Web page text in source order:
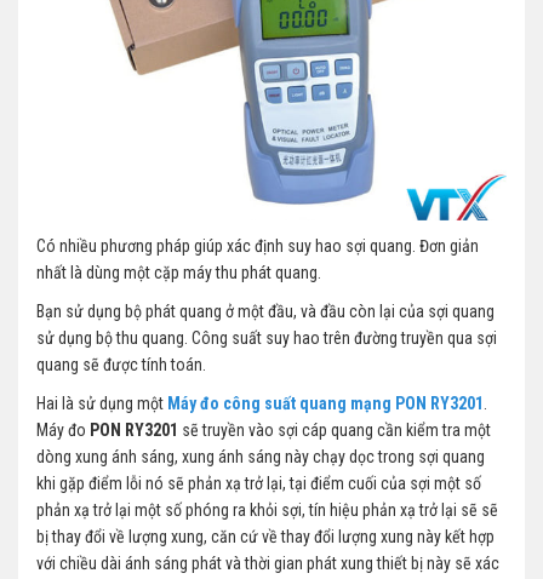
Có nhiều phương pháp giúp xác định suy hao sợi quang. Đơn giản
nhất là dùng một cặp máy thu phát quang.
Bạn sử dụng bộ phát quang ở một đầu, và đầu còn lại của sợi quang
sử dụng bộ thu quang. Công suất suy hao trên đường truyền qua sợi
quang sẽ được tính toán.
Hai là sử dụng một Máy đo công suất quang mạng PON RY3201 .
Máy đo PON RY3201 sẽ truyền vào sợi cáp quang cần kiểm tra một
dòng xung ánh sáng, xung ánh sáng này chạy dọc trong sợi quang
khi gặp điểm lỗi nó sẽ phản xạ trở lại, tại điểm cuối của sợi một số
phản xạ trở lại một số phóng ra khỏi sợi, tín hiệu phản xạ trở lại sẽ sẽ
bị thay đổi về lượng xung, căn cứ về thay đổi lượng xung này kết hợp
với chiều dài ánh sáng phát và thời gian phát xung thiết bị này sẽ xác